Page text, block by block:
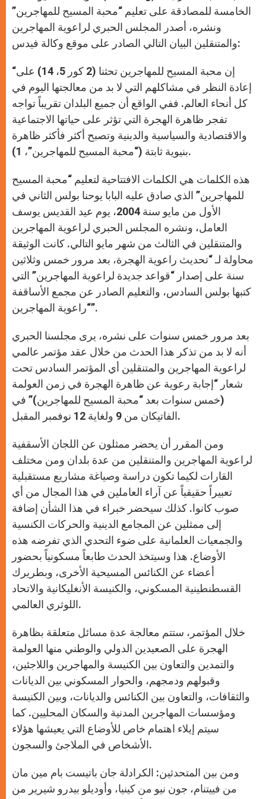
r
الخامسة للمصادقة على تعليم “محبة المسيح للمهاجرين”
ونشره، أصدر المجلس الحبري لراعوية المهاجرين
والمتنقلين البيان التالي الصادر على موقع وكالة فيدس:
“إن محبة المسيح للمهاجرين تحثنا (2 كور 5، 14) على
إعادة النظر في مشاكلهم التي لا بد من معالجتها اليوم في
كل أنحاء العالم. ففي الواقع أن جميع البلدان تقريباً تواجه
تفجر ظاهرة الهجرة التي تؤثر على حياتها الاجتماعية
والاقتصادية والسياسية والدينية وتصبح أكثر فأكثر ظاهرة
بنيوية ثابتة (“محبة المسيح للمهاجرين”، 1).
هذه الكلمات هي الكلمات الافتتاحية لتعليم “محبة المسيح
للمهاجرين” الذي صادق عليه البابا يوحنا بولس الثاني في
الأول من مايو سنة 2004، يوم عيد القديس يوسف
العامل، ونشره المجلس الحبري لراعوية المهاجرين
والمتنقلين في الثالث من شهر مايو التالي. كانت الوثيقة
محاولة لـ “تحديث راعوية الهجرة، بعد مرور خمس وثلاثين
سنة على إصدار “قواعد جديدة لراعوية المهاجرين” التي
كتبها بولس السادس، والتعليم الصادر عن مجمع الأساقفة
“راعوية المهاجرين”.
بعد مرور خمس سنوات على نشره، يرى مجلسنا الحبري
أنه لا بد من تذكر هذا الحدث من خلال عقد مؤتمر عالمي
لراعوية المهاجرين والمتنقلين أي المؤتمر السادس تحت
شعار “إجابة رعوية عن ظاهرة الهجرة في زمن العولمة
(خمس سنوات بعد “محبة المسيح للمهاجرين)” في
الفاتيكان من 9 ولغاية 12 نوفمبر المقبل.
ومن المقرر أن يحضر ممثلون عن اللجان الأسقفية
لراعوية المهاجرين والمتنقلين من عدة بلدان ومن مختلف
القارات لكيما تكون دراسة وصياغة مشاريع مستقبلية
تعبيراً حقيقياً عن آراء العاملين في هذا المجال من أي
صوب كانوا. كذلك سيحضر خبراء في هذا الشأن إضافة
إلى ممثلين عن المجامع الدينية والحركات الكنسية
والجمعيات العلمانية على ضوء التحدي الذي تفرضه هذه
الأوضاع. هذا وسيتخذ الحدث طابعاً مسكونياً بحضور
أعضاء عن الكنائس المسيحية الأخرى، وبطريرك
القسطنطينية المسكوني، والكنيسة الأنغليكانية والاتحاد
اللوثري العالمي.
خلال المؤتمر، ستتم معالجة عدة مسائل متعلقة بظاهرة
الهجرة على الصعيدين الدولي والوطني منها العولمة
والتمدين والتعاون بين الكنيسة والمهاجرين واللاجئين،
وقبولهم ودمجهم، والحوار المسكوني بين الديانات
والثقافات، والتعاون بين الكنائس والديانات، وبين الكنيسة
ومؤسسات المهاجرين المدنية والسكان المحليين. كما
سيتم إيلاء اهتمام خاص للأوضاع التي يعيشها هؤلاء
الأشخاص في الملاجئ والسجون.
ومن بين المتحدثين: الكرادلة جان باتيست بام مين مان
من فييتنام، جون نيو من كينيا، وأوديلو بيدرو شيرير من